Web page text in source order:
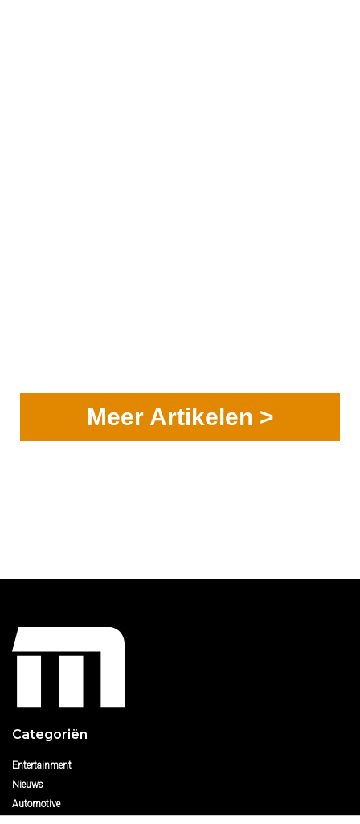
Meer Artikelen >
Categoriën
Entertainment
Nieuws
Automotive